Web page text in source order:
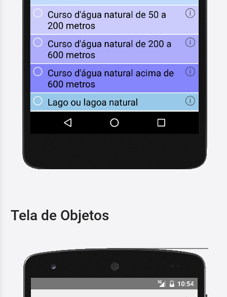
Tela de Objetos